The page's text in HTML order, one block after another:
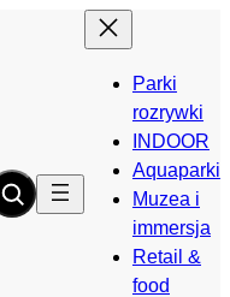
Parki
rozrywki
INDOOR
Aquaparki
Muzea i
immersja
Retail &
food